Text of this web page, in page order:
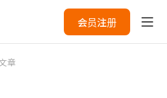
会员注册
章